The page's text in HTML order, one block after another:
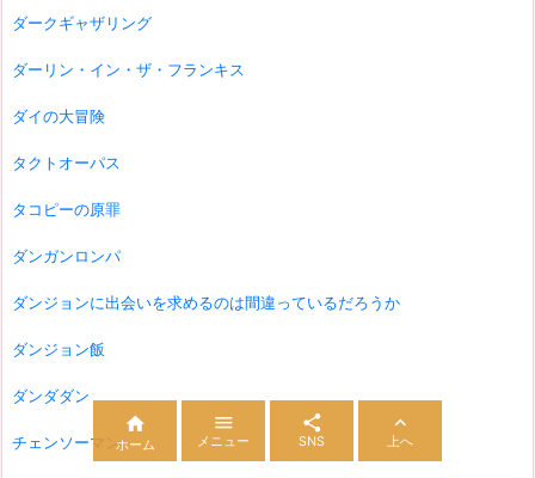
ダークギャザリング
ダーリン・イン・ザ・フランキス
ダイの大冒険
タクトオーパス
タコピーの原罪
ダンガンロンパ
ダンジョンに出会いを求めるのは間違っているだろうか
ダンジョン飯
ダンダダン
チェンソーマン

ホーム

メニュー

SNS

上へ